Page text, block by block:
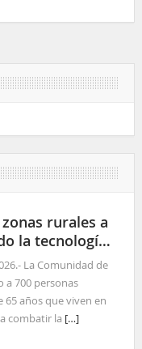
rurales a
la tecnología
La Comunidad de
a 700 personas
65 años que viven en
combatir la […]